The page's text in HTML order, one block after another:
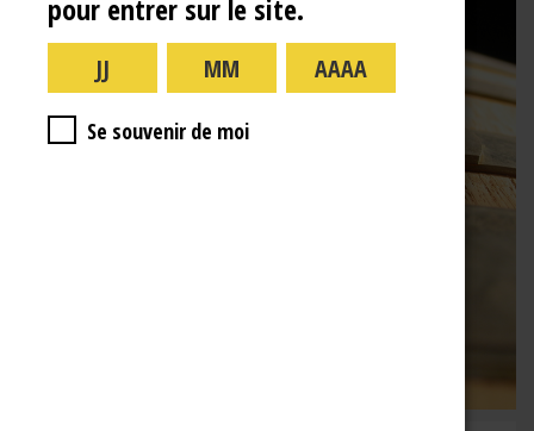
pour entrer sur le site.
Se souvenir de moi